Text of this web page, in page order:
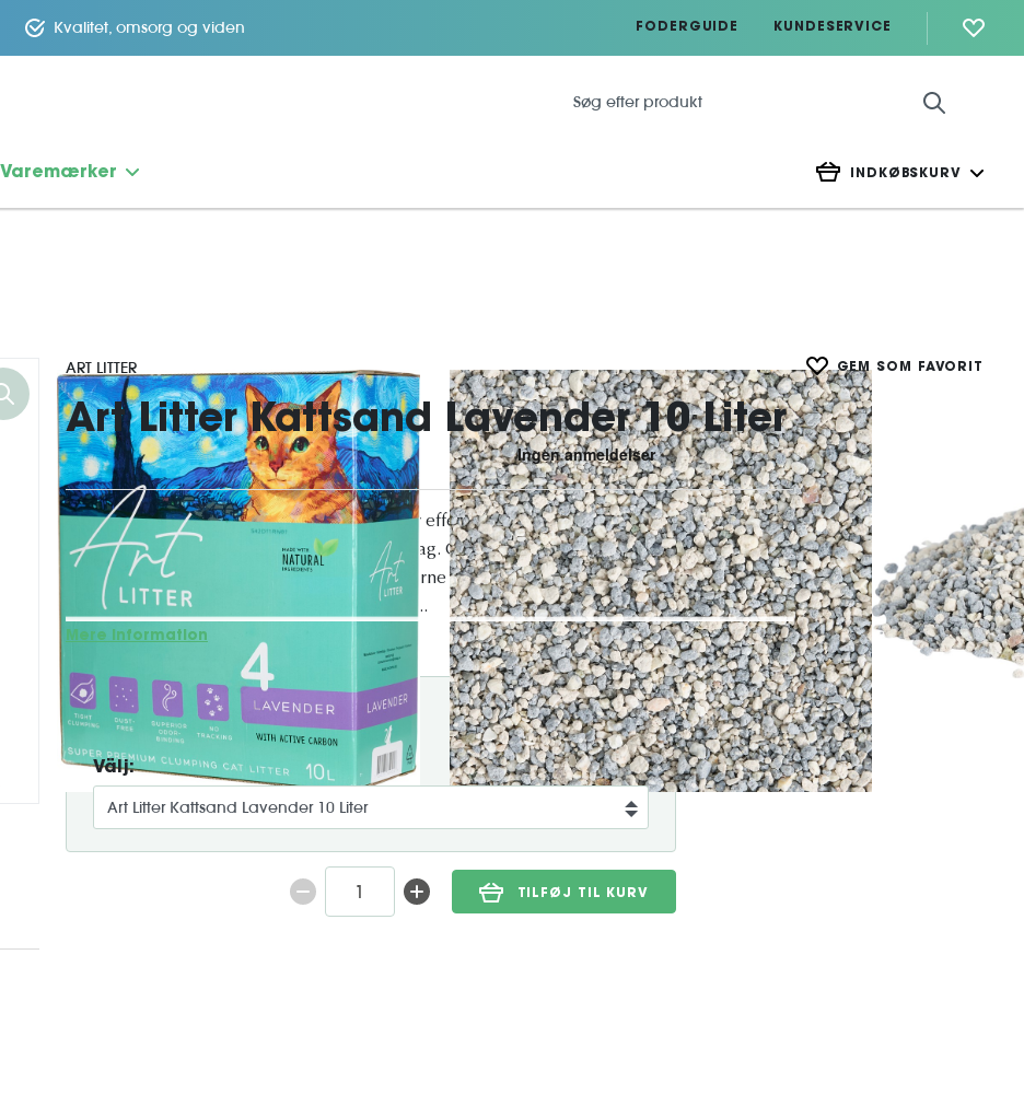
Kvalitet, omsorg og viden FODERGUIDE KUNDESERVICE
Varemærker INDKØBSKURV
ART LITTER GEM SOM FAVORIT
Art Litter Kattsand Lavender 10 Liter
Dette højtydende klumpende kattegrus giver effektiv lugtabsorption og hjælper med at
holde kattebakken frisk og hygiejnisk hver dag. Gruset danner hurtigt faste klumper, når det
absorberer væske, hvilket gør det nemt at fjerne brugte dele og forlænge levetiden på
gruset i kattebakken. Den milde lavendeldu...
Mere information
174:- Art. nr. K100102
På lager
Välj:
TILFØJ TIL KURV